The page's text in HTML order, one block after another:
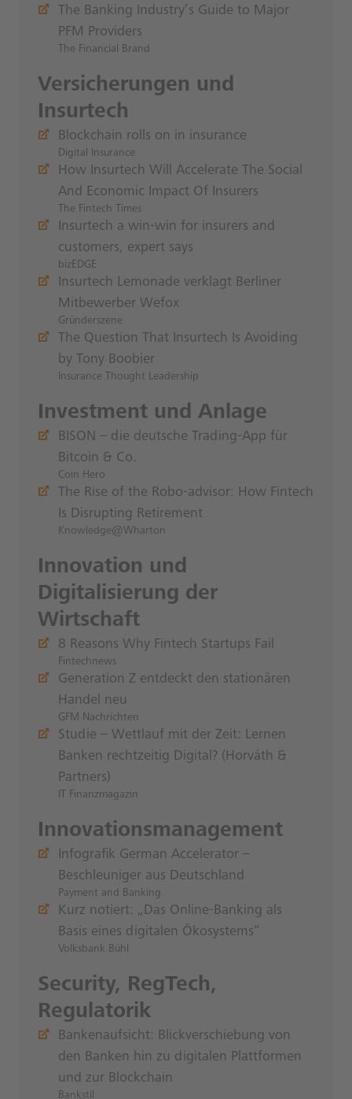
The Banking Industry’s Guide to Major
PFM Providers
The Financial Brand
Versicherungen und
Insurtech
Blockchain rolls on in insurance
Digital Insurance
How Insurtech Will Accelerate The Social
And Economic Impact Of Insurers
The Fintech Times
Insurtech a win-win for insurers and
customers, expert says
bizEDGE
Insurtech Lemonade verklagt Berliner
Mitbewerber Wefox
Gründerszene
The Question That Insurtech Is Avoiding
by Tony Boobier
Insurance Thought Leadership
Investment und Anlage
BISON – die deutsche Trading-App für
Bitcoin & Co.
Coin Hero
The Rise of the Robo-advisor: How Fintech
Is Disrupting Retirement
Knowledge@Wharton
Innovation und
Digitalisierung der
Wirtschaft
8 Reasons Why Fintech Startups Fail
Fintechnews
Generation Z entdeckt den stationären
Handel neu
GFM Nachrichten
Studie – Wettlauf mit der Zeit: Lernen
Banken rechtzeitig Digital? (Hor­váth &
Part­ners)
IT Finanzmagazin
Innovationsmanagement
Infografik German Accelerator –
Beschleuniger aus Deutschland
Payment and Banking
Kurz notiert: „Das Online-Banking als
Basis eines digitalen Ökosystems“
Volksbank Bühl
Security, RegTech,
Regulatorik
Bankenaufsicht: Blickverschiebung von
den Banken hin zu digitalen Plattformen
und zur Blockchain
Bankstil